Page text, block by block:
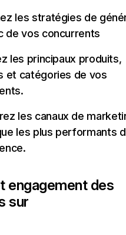
les stratégies de
de vos concurrents
les principaux produits,
et catégories de vos
les canaux de
les plus performants
engagement des
sur